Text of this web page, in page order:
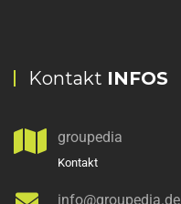
Kontakt INFOS
groupedia
Kontakt
info@groupedia.de